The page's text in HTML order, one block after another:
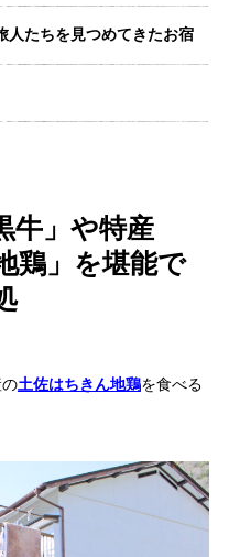
人たちを見つめてきたお宿
牛」や特産
鶏」を堪能で
土佐はちきん地鶏を食べる